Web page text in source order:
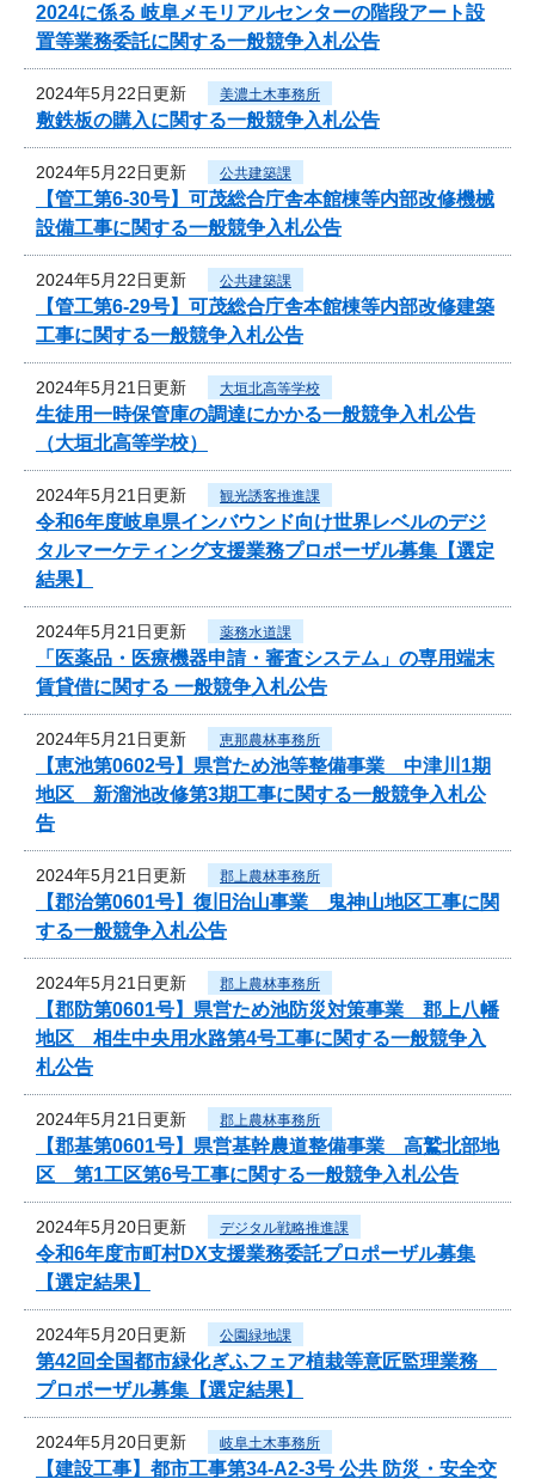
2024に係る 岐阜メモリアルセンターの階段アート設
置等業務委託に関する一般競争入札公告
2024年5月22日更新 美濃土木事務所
敷鉄板の購入に関する一般競争入札公告
2024年5月22日更新 公共建築課
【管工第6-30号】可茂総合庁舎本館棟等内部改修機械
設備工事に関する一般競争入札公告
2024年5月22日更新 公共建築課
【管工第6-29号】可茂総合庁舎本館棟等内部改修建築
工事に関する一般競争入札公告
2024年5月21日更新 大垣北高等学校
生徒用一時保管庫の調達にかかる一般競争入札公告
（大垣北高等学校）
2024年5月21日更新 観光誘客推進課
令和6年度岐阜県インバウンド向け世界レベルのデジ
タルマーケティング支援業務プロポーザル募集【選定
結果】
2024年5月21日更新 薬務水道課
「医薬品・医療機器申請・審査システム」の専用端末
賃貸借に関する 一般競争入札公告
2024年5月21日更新 恵那農林事務所
【恵池第0602号】県営ため池等整備事業 中津川1期
地区 新溜池改修第3期工事に関する一般競争入札公
告
2024年5月21日更新 郡上農林事務所
【郡治第0601号】復旧治山事業 鬼神山地区工事に関
する一般競争入札公告
2024年5月21日更新 郡上農林事務所
【郡防第0601号】県営ため池防災対策事業 郡上八幡
地区 相生中央用水路第4号工事に関する一般競争入
札公告
2024年5月21日更新 郡上農林事務所
【郡基第0601号】県営基幹農道整備事業 高鷲北部地
区 第1工区第6号工事に関する一般競争入札公告
2024年5月20日更新 デジタル戦略推進課
令和6年度市町村DX支援業務委託プロポーザル募集
【選定結果】
2024年5月20日更新 公園緑地課
第42回全国都市緑化ぎふフェア植栽等意匠監理業務
プロポーザル募集【選定結果】
2024年5月20日更新 岐阜土木事務所
【建設工事】都市工事第34-A2-3号 公共 防災・安全交